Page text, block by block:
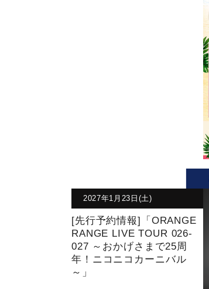
2027年1月23日(土)
[先行予約情報]「ORANGE
RANGE LIVE TOUR 026-
027 ～おかげさまで25周
年！ニコニコカーニバル
～」